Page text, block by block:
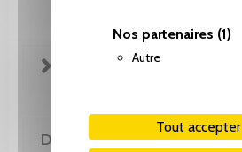
Nos partenaires (1)
Autre
Tout accepter
FICHE TECHNIQUE
DE MÊME AUTEUR(E)